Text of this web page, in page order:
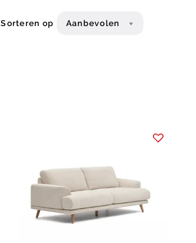
Sorteren op Aanbevolen